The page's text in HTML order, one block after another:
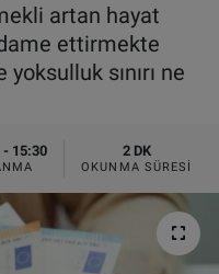
artan hayat
ettirmekte
sınırı ne
- 15:30 2 DK
OKUNMA SÜRESI